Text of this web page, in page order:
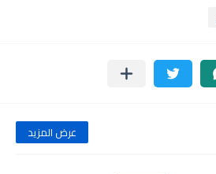
عرض المزيد